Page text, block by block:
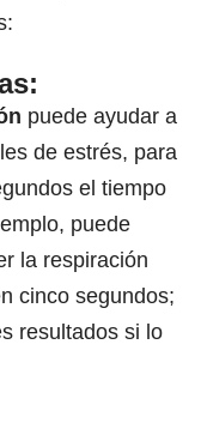
puede ayudar a
de estrés, para
el tiempo
puede
la respiración
cinco segundos;
resultados si lo